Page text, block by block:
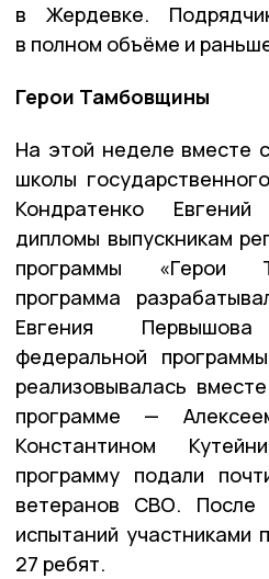
в Жердевке.
в полном объёме и
Герои Тамбовщины
На этой неделе вместе
школы
Кондратенко
дипломы выпускникам
программы «Герои
программа
Евгения
федеральной
реализовывалась
программе —
Константином
программу подали
ветеранов СВО. После
испытаний участниками
27 ребят.